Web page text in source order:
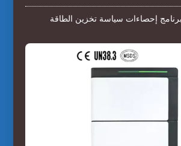
برنامج إحصاءات سياسة تخزين الطاقة